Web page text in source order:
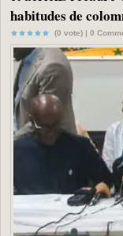
habitudes de
(0 vote) | 0